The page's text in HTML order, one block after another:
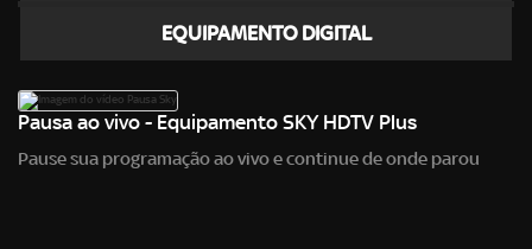
EQUIPAMENTO DIGITAL
Pausa ao vivo - Equipamento SKY HDTV Plus
Pause sua programação ao vivo e continue de onde parou